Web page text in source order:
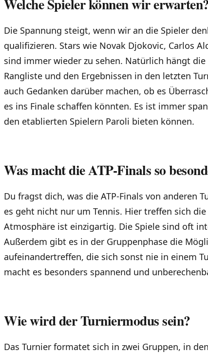
Welche Spieler können wir
Die Spannung steigt, wenn wir an die Spieler
qualifizieren. Stars wie Novak Djokovic, Carlos
sind immer wieder zu sehen. Natürlich hängt
Rangliste und den Ergebnissen in den letzten
auch Gedanken darüber machen, ob es
es ins Finale schaffen könnten. Es ist immer
den etablierten Spielern Paroli bieten können.
Was macht die ATP-Finals so
Du fragst dich, was die ATP-Finals von anderen
es geht nicht nur um Tennis. Hier treffen sich
Atmosphäre ist einzigartig. Die Spiele sind oft
Außerdem gibt es in der Gruppenphase die
aufeinandertreffen, die sich sonst nie in einem
macht es besonders spannend und
Wie wird der Turniermodus sein?
Das Turnier formatet sich in zwei Gruppen, in